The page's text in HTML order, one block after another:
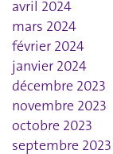
avril 2024
mars 2024
février 2024
janvier 2024
décembre 2023
novembre 2023
octobre 2023
septembre 2023